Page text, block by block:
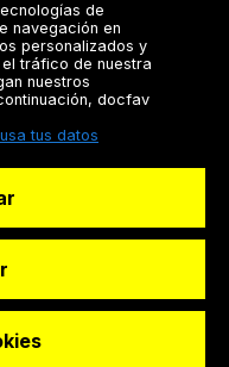
S.L
de
navegación en
personalizados y
tráfico de nuestra
nuestros
docfav
tus datos